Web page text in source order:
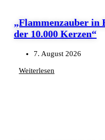
„Flammenzauber in
der 10.000 Kerzen“
7. August 2026
Weiterlesen